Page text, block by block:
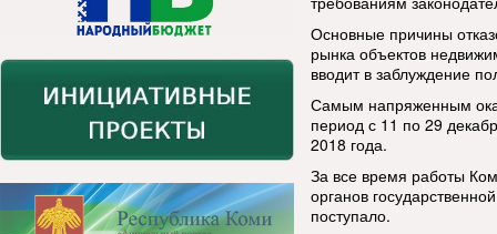
Основные причины
рынка объектов
вводит в заблуждение
Самым напряженным
период с 11 по 29
2018 года.
За все время работы
органов
поступало.